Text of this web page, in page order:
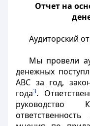
Отчет на
Аудиторский
Мы провели
денежных
ABC за год,
года3.